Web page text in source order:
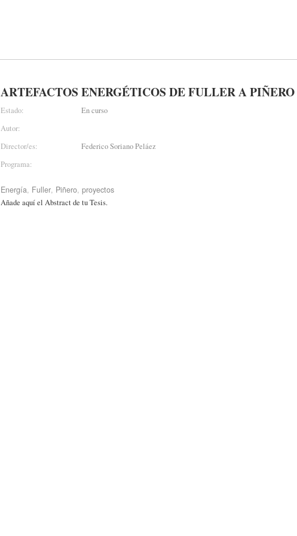
ARTEFACTOS ENERGÉTICOS DE FULLER A PIÑERO
Estado:
En curso
Autor:
Director/es:
Federico Soriano Peláez
Programa:
Energía, Fuller, Piñero, proyectos
Añade aquí el Abstract de tu Tesis.